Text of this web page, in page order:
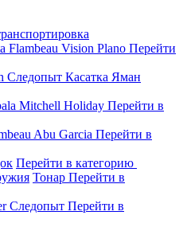
Flambeau Vision Plano Перейти
Следопыт Касатка Яман
Mitchell Holiday Перейти в
Abu Garcia Перейти в
Перейти в категорию
Тонар Перейти в
Следопыт Перейти в